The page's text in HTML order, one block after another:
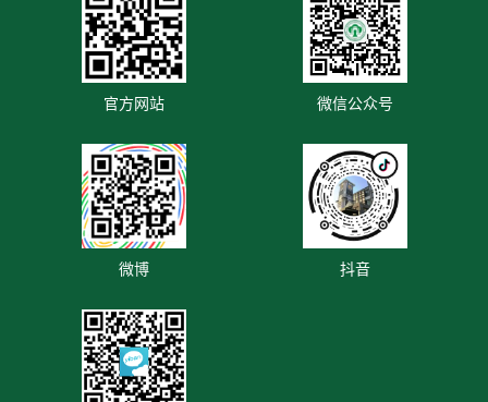
官方网站 微信公众号
微博 抖音